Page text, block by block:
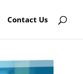
Contact Us